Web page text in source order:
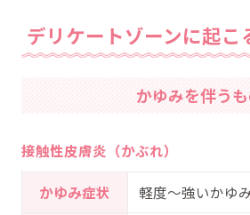
デリケートゾーンに起こ
かゆみを伴う
接触性皮膚炎（かぶれ）
かゆみ症状 軽度～強いかゆ